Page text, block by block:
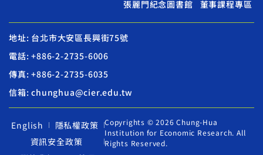
張麗門紀念圖書館
董事課程專區
地址: 台北市大安區長興街75號
電話: +886-2-2735-6006
傳真: +886-2-2735-6035
信箱: chunghua@cier.edu.tw
English
隱私權政策
資訊安全政策
Copyrights © 2026 Chung-Hua
Institution for Economic Research. All
Rights Reserved.